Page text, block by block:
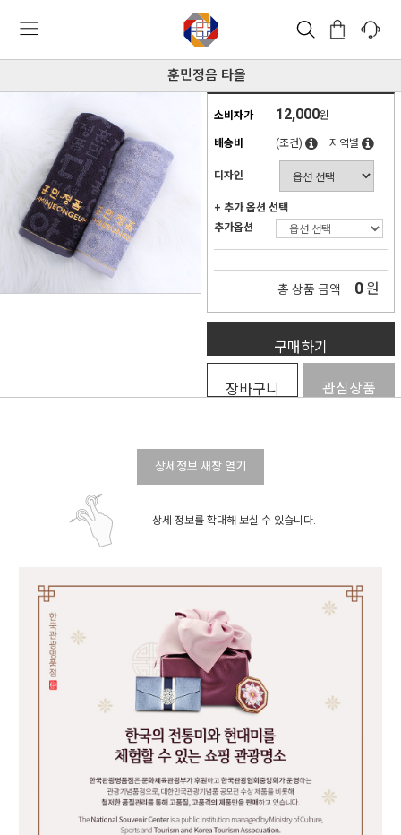
훈민정음 타올
소비자가 12,000원
배송비 (조건) 지역별
디자인
+ 추가 옵션 선택
추가옵션
총 상품 금액 0 원
구매하기
장바구니 관심상품
상세정보 새창 열기
상세 정보를 확대해 보실 수 있습니다.